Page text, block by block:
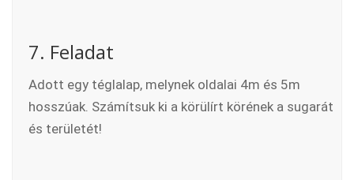
7. Feladat
Adott egy téglalap, melynek oldalai 4m és 5m
hosszúak. Számítsuk ki a körülírt körének a sugarát
és területét!